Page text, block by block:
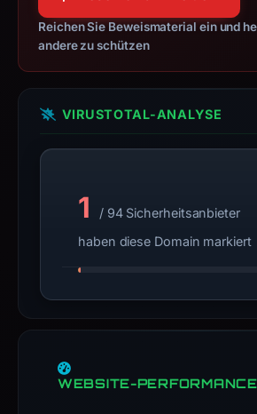
details
may
changed
since
collection.
This
time-
bound
live
Avoid
Reichen Sie Beweismaterial ein und
andere zu schützen
VIRUSTOTAL-ANALYSE
1
/ 94 Sicherheitsanbieter
haben diese Domain markiert
WEBSITE-